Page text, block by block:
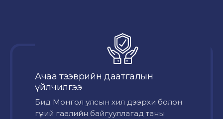
Ачаа тээврийн даатгалын
үйлчилгээ
Бид Монгол улсын хил дээрхи болон
гүний гаалийн байгууллагад таны